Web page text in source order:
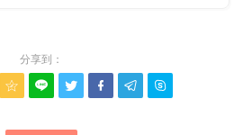
分享到：
     